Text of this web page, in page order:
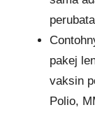
pakej
vaksin
Polio,